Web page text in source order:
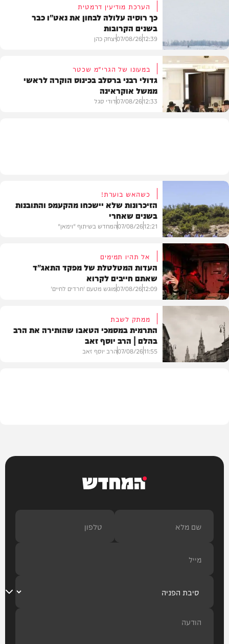
הערכת מודיעין דרמטית
כך רוסיה עלולה לבחון את נאט"ו כבר
בשנים הקרובות
12:39
07/08/26יצחק כהן
במעונו של הגרי"מ שכטר
גדולי רבני ברסלב בכינוס הוקרה לראשי
ממשל אוקראינה
12:33
07/08/26דודי סגל
וידאו
כשהאש בוערת!
הזיכרונות שלא יישכחו מהקעמפ והתובנות
בשנים שאחרי
12:21
07/08/26המחדש בשיתוף "וימאן"
דעות
אל תהיו תמימים
העדות המטלטלת של מפקד התאג"ד
שאתם חייבים לקרוא
12:09
07/08/26מוגש מטעם 'חרדים לחיים'
ממתק לשבת
התרמית במסמכי הטאבו שהותירה את הרב
בהלם | הרב יוסף זאב
11:55
07/08/26הרב יוסף זאב
המחדש